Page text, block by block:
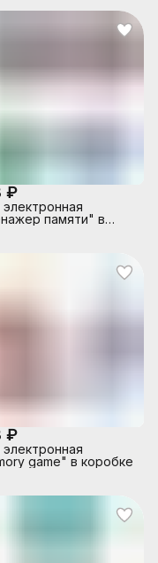
₽
электронная
памяти" в
₽
электронная
game" в коробке